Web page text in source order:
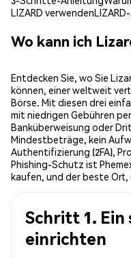
LIZARD verwenden
Wo kann ich
Entdecken Sie, wo Sie
können, einer weltweit
Börse. Mit diesen drei
mit niedrigen Gebühren
Banküberweisung oder
Mindestbeträge, kein
Authentifizierung (2FA),
Phishing-Schutz ist
kaufen, und der beste Ort,
Schritt 1. Ein
einrichten